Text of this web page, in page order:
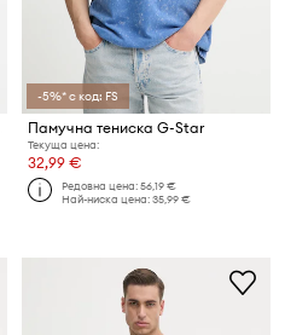
-5%* с код: FS
Памучна тениска G-Star
Текуща цена:
32,99 €
Редовна цена:56,19 €
Най-ниска цена:35,99 €